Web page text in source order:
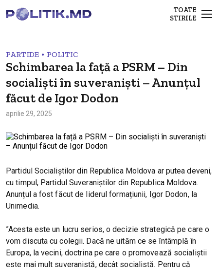
TOATE
STIRILE
PARTIDE • POLITIC
Schimbarea la față a PSRM – Din
socialiști în suveraniști – Anunțul
făcut de Igor Dodon
aprilie 29, 2025
Partidul Socialiștilor din Republica Moldova ar putea deveni,
cu timpul, Partidul Suveraniștilor din Republica Moldova.
Anunțul a fost făcut de liderul formațiunii, Igor Dodon, la
Unimedia.
”Acesta este un lucru serios, o decizie strategică pe care o
vom discuta cu colegii. Dacă ne uităm ce se întâmplă în
Europa, la vecini, doctrina pe care o promovează socialiștii
este mai mult suveranistă, decât socialistă. Pentru că